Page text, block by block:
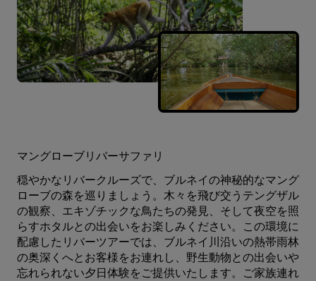
マングローブリバーサファリ
穏やかなリバークルーズで、ブルネイの神秘的なマング
ローブの森を巡りましょう。木々を飛び交うテングザル
の観察、エキゾチックな鳥たちの発見、そして夜空を照
らすホタルとの出会いをお楽しみください。この環境に
配慮したリバーツアーでは、ブルネイ川沿いの熱帯雨林
の奥深くへとお客様をお連れし、野生動物との出会いや
忘れられない夕日体験をご提供いたします。ご家族連れ